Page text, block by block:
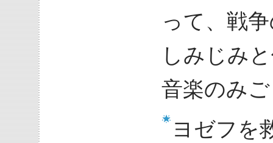
って、戦
しみじみ
音楽のみ
ヨゼフを